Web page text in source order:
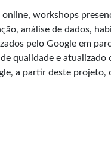
workshops
análise de dados,
pelo Google em
qualidade e atualizado
a partir deste projeto,